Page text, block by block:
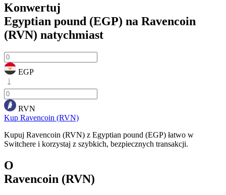
Konwertuj
Egyptian pound (EGP) na Ravencoin
(RVN) natychmiast
EGP
RVN
Kup Ravencoin (RVN)
Kupuj Ravencoin (RVN) z Egyptian pound (EGP) łatwo w
Switchere i korzystaj z szybkich, bezpiecznych transakcji.
O
Ravencoin (RVN)